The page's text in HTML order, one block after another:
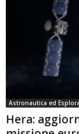
Astronautica ed
Hera: